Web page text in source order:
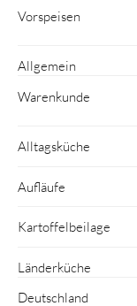
Vorspeisen
Allgemein
Warenkunde
Alltagsküche
Aufläufe
Kartoffelbeilage
Länderküche
Deutschland